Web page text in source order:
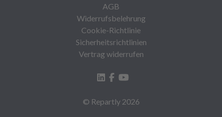
AGB
Widerrufsbelehrung
Cookie-Richtlinie
Sicherheitsrichtlinien
Vertrag widerrufen
© Repartly 2026